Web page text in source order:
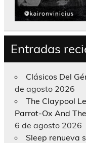
Entradas
Clásicos Del
de agosto 2026
The Claypool
Parrot-Ox And
6 de agosto 2026
Sleep renueva